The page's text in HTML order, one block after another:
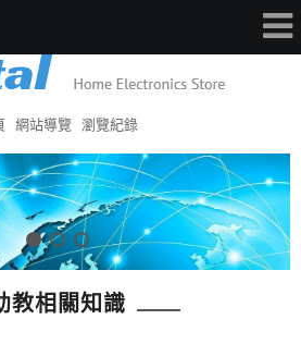
網站導覽 瀏覽紀錄
教相關知識